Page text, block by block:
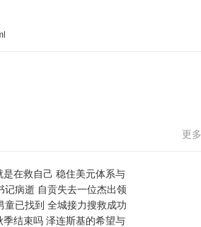
更多
是在救自己 稳住美元体系与
记病逝 自贡失去一位杰出领
童已找到 全城接力搜救成功
季结束吗 泽连斯基的希望与